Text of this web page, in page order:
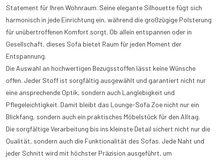
Statement für Ihren Wohnraum. Seine elegante Silhouette fügt sich
harmonisch in jede Einrichtung ein, während die großzügige Polsterung
für unübertroffenen Komfort sorgt. Ob allein entspannen oder in
Gesellschaft, dieses Sofa bietet Raum für jeden Moment der
Entspannung.
Die Auswahl an hochwertigen Bezugsstoffen lässt keine Wünsche
offen. Jeder Stoff ist sorgfältig ausgewählt und garantiert nicht nur
eine ansprechende Optik, sondern auch Langlebigkeit und
Pflegeleichtigkeit. Damit bleibt das Lounge-Sofa Zoe nicht nur ein
Blickfang, sondern auch ein praktisches Möbelstück für den Alltag.
Die sorgfältige Verarbeitung bis ins kleinste Detail sichert nicht nur die
Qualität, sondern auch die Funktionalität des Sofas. Jede Naht und
jeder Schnitt wird mit höchster Präzision ausgeführt, um